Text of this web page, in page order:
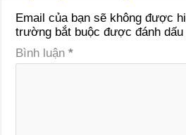
Email của bạn sẽ không được
trường bắt buộc được đánh
Bình luận*